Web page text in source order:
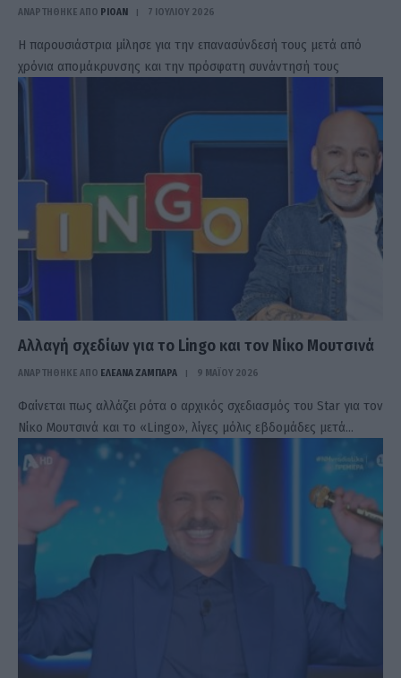
ΑΝΑΡΤΗΘΗΚΕ ΑΠΟ PIOAN 7 ΙΟΥΛΊΟΥ 2026
Η παρουσιάστρια μίλησε για την επανασύνδεσή τους μετά από
χρόνια απομάκρυνσης και την πρόσφατη συνάντησή τους
Αλλαγή σχεδίων για το Lingo και τον Νίκο Μουτσινά
ΑΝΑΡΤΗΘΗΚΕ ΑΠΟ ΕΛΕΑΝΑ ΖΑΜΠΑΡΑ 9 ΜΑΪ́ΟΥ 2026
Φαίνεται πως αλλάζει ρότα ο αρχικός σχεδιασμός του Star για τον
Νίκο Μουτσινά και το «Lingo», λίγες μόλις εβδομάδες μετά…